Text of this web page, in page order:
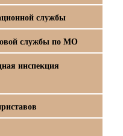
службы
службы по МО
инспекция